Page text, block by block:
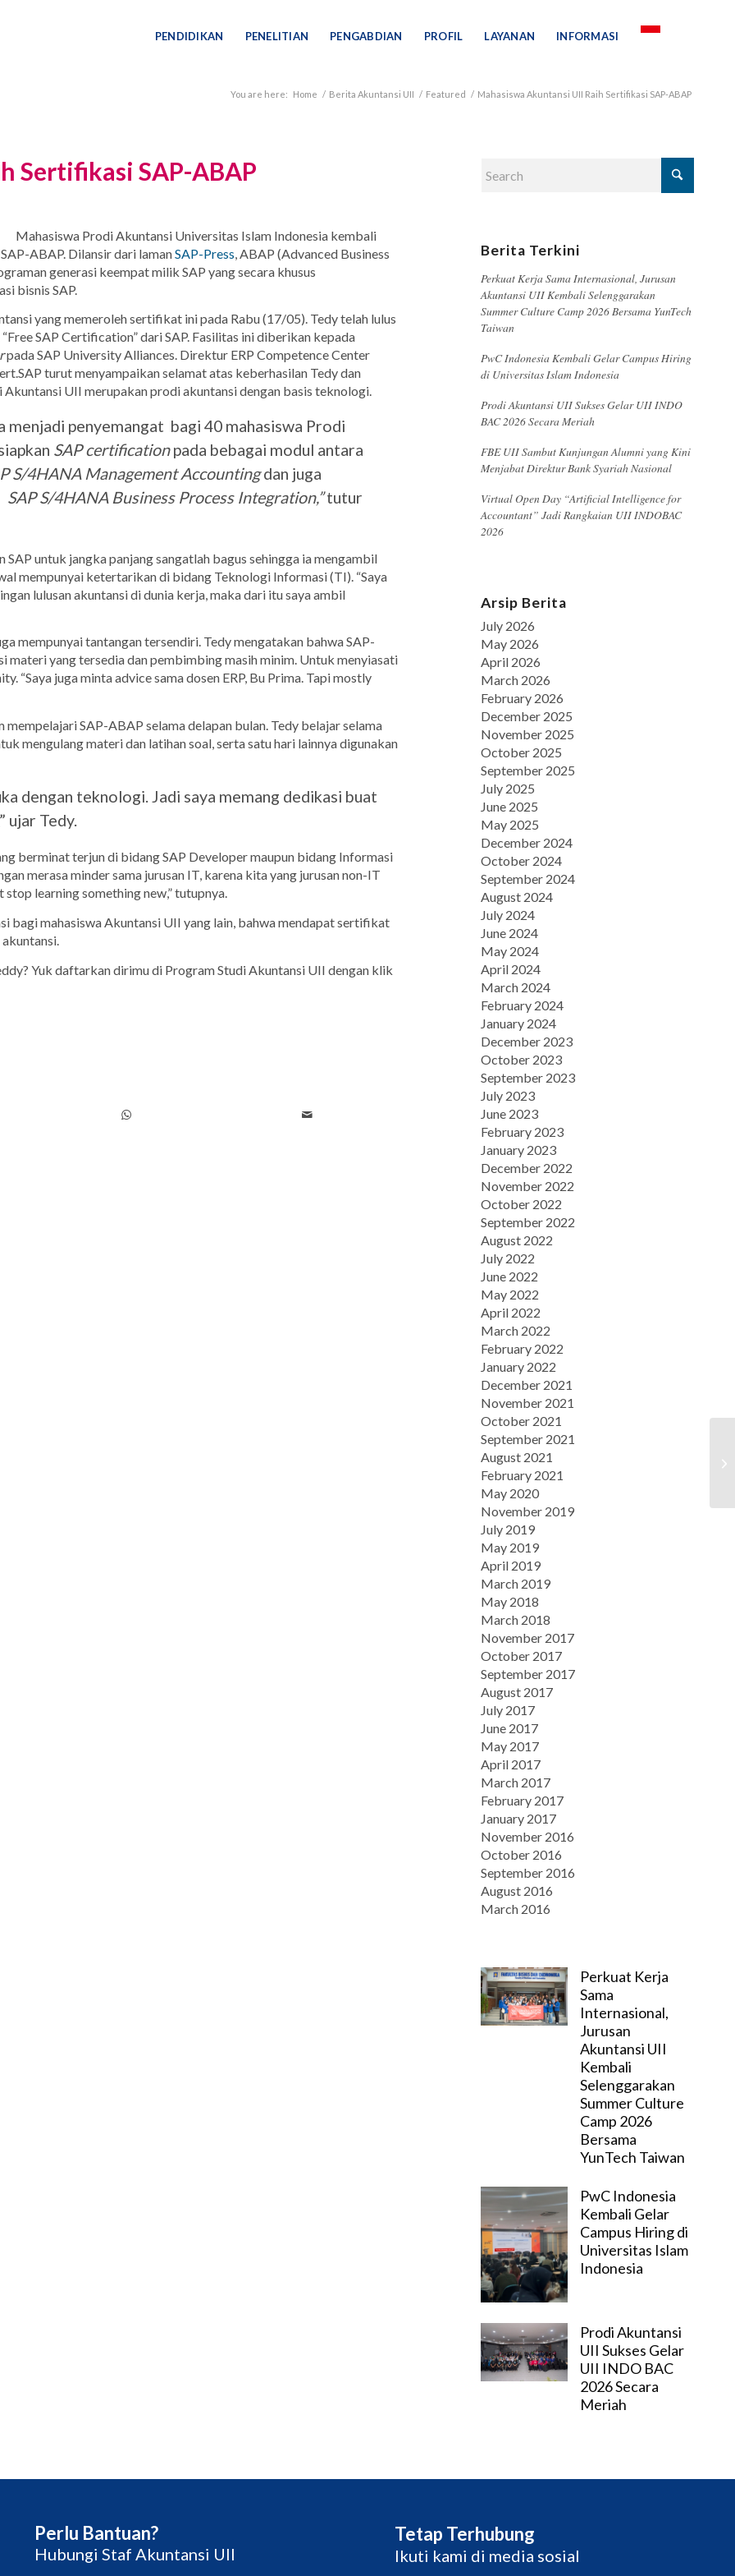
PENDIDIKAN PENELITIAN PENGABDIAN PROFIL LAYANAN INFORMASI
You are here: Home / Berita Akuntansi UII / Featured / Mahasiswa Akuntansi UII Raih Sertifikasi SAP-ABAP
Sertifikasi SAP-ABAP
Mahasiswa Prodi Akuntansi Universitas Islam Indonesia kembali
ABAP. Dilansir dari lamanSAP-Press , ABAP (Advanced Business
generasi keempat milik SAP yang secara khusus
bisnis SAP.
yang memeroleh sertifikat ini pada Rabu (17/05). Tedy telah lulus
SAP Certification” dari SAP. Fasilitas ini diberikan kepada
pada SAP University Alliances. Direktur ERP Competence Center
turut menyampaikan selamat atas keberhasilan Tedy dan
UII merupakan prodi akuntansi dengan basis teknologi.
menjadi penyemangat bagi 40 mahasiswa Prodi
SAP certificationpada bebagai modul antara
S/4HANA Management Accountingdan juga
SAP S/4HANA Business Process Integration,”tutur
untuk jangka panjang sangatlah bagus sehingga ia mengambil
mempunyai ketertarikan di bidang Teknologi Informasi (TI). “Saya
lulusan akuntansi di dunia kerja, maka dari itu saya ambil
mempunyai tantangan tersendiri. Tedy mengatakan bahwa SAP-
materi yang tersedia dan pembimbing masih minim. Untuk menyiasati
“Saya juga mintaadvicesama dosen ERP, Bu Prima. Tapimostly
SAP-ABAP selama delapan bulan. Tedy belajar selama
mengulang materi dan latihan soal, serta satu hari lainnya digunakan
dengan teknologi. Jadi saya memang dedikasi buat
ujar Tedy.
berminat terjun di bidang SAP Developer maupun bidang Informasi
merasa minder sama jurusan IT, karena kita yang jurusan non-IT
stop learning something new,” tutupnya.
bagi mahasiswa Akuntansi UII yang lain, bahwa mendapat sertifikat
Yuk daftarkan dirimu di Program Studi Akuntansi UII dengan klik
Berita Terkini
Perkuat Kerja Sama Internasional, Jurusan
Akuntansi UII Kembali Selenggarakan
Summer Culture Camp 2026 Bersama YunTech
Taiwan
PwC Indonesia Kembali Gelar Campus Hiring
di Universitas Islam Indonesia
Prodi Akuntansi UII Sukses Gelar UII INDO
BAC 2026 Secara Meriah
FBE UII Sambut Kunjungan Alumni yang Kini
Menjabat Direktur Bank Syariah Nasional
Virtual Open Day “Artificial Intelligence for
Accountant” Jadi Rangkaian UII INDOBAC
2026
Arsip Berita
July 2026
May 2026
April 2026
March 2026
February 2026
December 2025
November 2025
October 2025
September 2025
July 2025
June 2025
May 2025
December 2024
October 2024
September 2024
August 2024
July 2024
June 2024
May 2024
April 2024
March 2024
February 2024
January 2024
December 2023
October 2023
September 2023
July 2023
June 2023
February 2023
January 2023
December 2022
November 2022
October 2022
September 2022
August 2022
July 2022
June 2022
May 2022
April 2022
March 2022
February 2022
January 2022
December 2021
November 2021
October 2021
September 2021
August 2021
February 2021
May 2020
November 2019
July 2019
May 2019
April 2019
March 2019
May 2018
March 2018
November 2017
October 2017
September 2017
August 2017
July 2017
June 2017
May 2017
April 2017
March 2017
February 2017
January 2017
November 2016
October 2016
September 2016
August 2016
March 2016
Perkuat Kerja
Sama
Internasional,
Jurusan
Akuntansi UII
Kembali
Selenggarakan
Summer Culture
Camp 2026
Bersama
YunTech Taiwan
PwC Indonesia
Kembali Gelar
Campus Hiring di
Universitas Islam
Indonesia
Prodi Akuntansi
UII Sukses Gelar
UII INDO BAC
2026 Secara
Meriah
Perlu Bantuan?
Hubungi Staf Akuntansi UII
Tetap Terhubung
Ikuti kami di media sosial